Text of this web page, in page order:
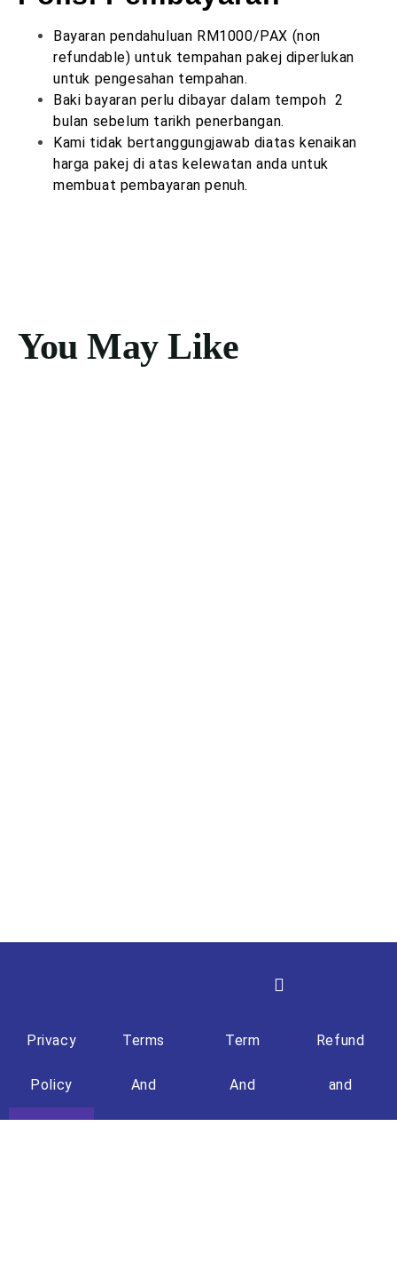
Bayaran pendahuluan RM1000/PAX (non
refundable) untuk tempahan pakej diperlukan
untuk pengesahan tempahan.
Baki bayaran perlu dibayar dalam tempoh 2
bulan sebelum tarikh penerbangan.
Kami tidak bertanggungjawab diatas kenaikan
harga pakej di atas kelewatan anda untuk
membuat pembayaran penuh.
You May Like
Privacy
Policy
Terms
And
Term
And
Refund
and